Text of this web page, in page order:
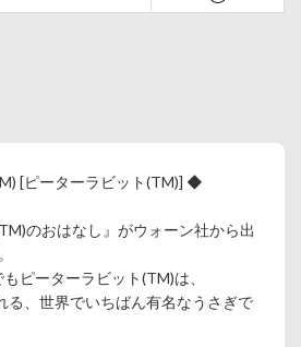
[ピーターラビット(TM)] ◆
のおはなし』がウォーン社から出
ピーターラビット(TM)は、
る、世界でいちばん有名なうさぎで